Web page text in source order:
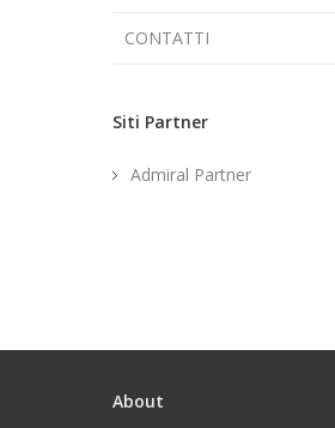
CONTATTI
Siti Partner
Admiral Partner
About